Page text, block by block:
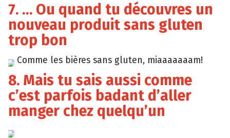
7. … Ou quand tu découvres un
nouveau produit sans gluten
trop bon
Giphy
Comme les bières sans gluten, miaaaaaaam!
8. Mais tu sais aussi comme
c’est parfois badant d’aller
manger chez quelqu’un
Tumblr